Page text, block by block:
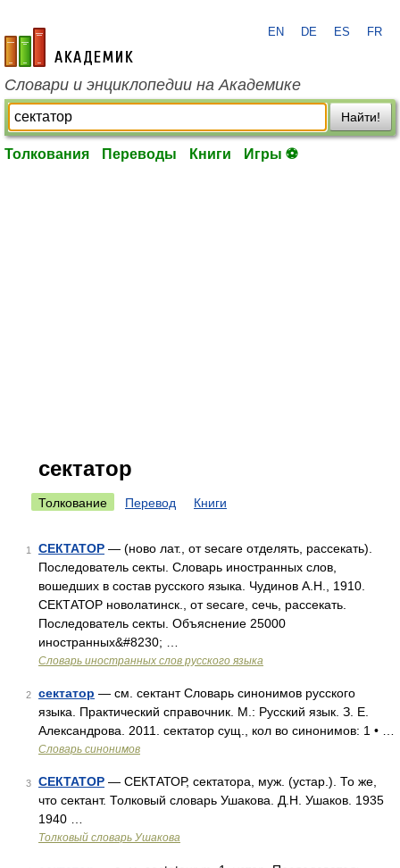
academic.ru
EN DE ES FR
Словари и энциклопедии на Академике
Найти!
Толкования Переводы Книги Игры ⚽
сектатор
Толкование Перевод Книги
1 СЕКТАТОР — (ново лат., от secare отделять, рассекать).
Последователь секты. Словарь иностранных слов,
вошедших в состав русского языка. Чудинов А.Н., 1910.
СЕКТАТОР новолатинск., от secare, сечь, рассекать.
Последователь секты. Объяснение 25000
иностранных&#8230; …
Словарь иностранных слов русского языка
2 сектатор — см. сектант Словарь синонимов русского
языка. Практический справочник. М.: Русский язык. З. Е.
Александрова. 2011. сектатор сущ., кол во синонимов: 1 • …
Словарь синонимов
3 СЕКТАТОР — СЕКТАТОР, сектатора, муж. (устар.). То же,
что сектант. Толковый словарь Ушакова. Д.Н. Ушаков. 1935
1940 …
Толковый словарь Ушакова